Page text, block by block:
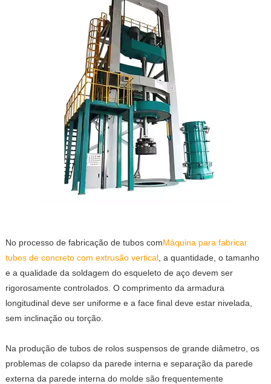
No processo de fabricação de tubos comMáquina para fabricar
tubos de concreto com extrusão vertical, a quantidade, o tamanho
e a qualidade da soldagem do esqueleto de aço devem ser
rigorosamente controlados. O comprimento da armadura
longitudinal deve ser uniforme e a face final deve estar nivelada,
sem inclinação ou torção.
Na produção de tubos de rolos suspensos de grande diâmetro, os
problemas de colapso da parede interna e separação da parede
externa da parede interna do molde são frequentemente